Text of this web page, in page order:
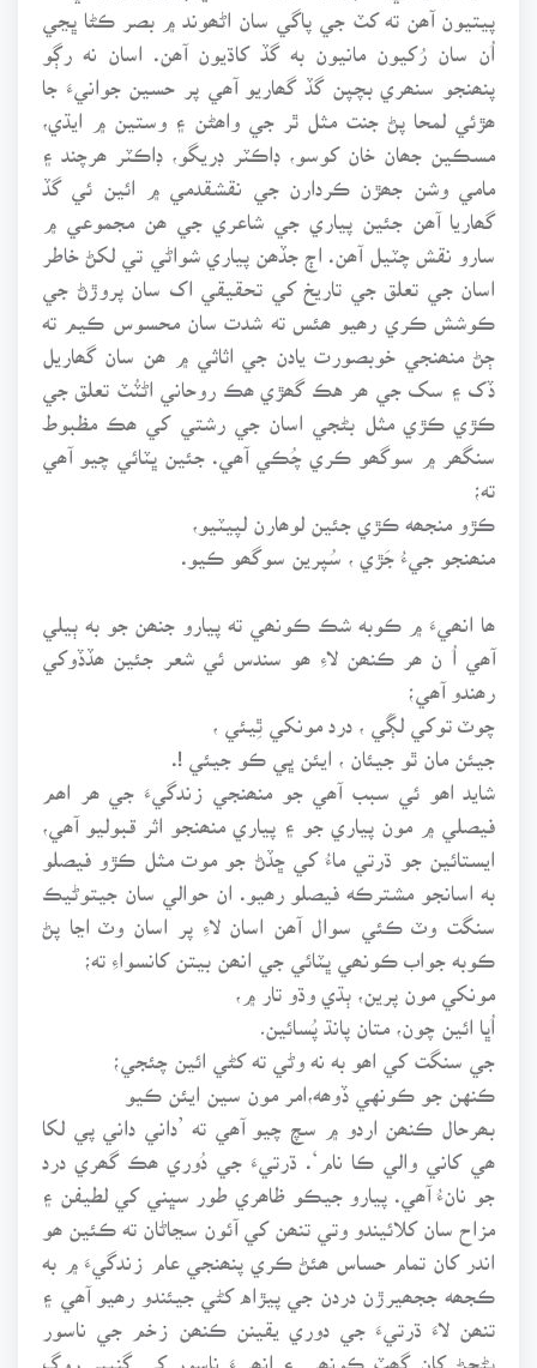
پيتيون آھن ته کٽ جي پاگي سان اڻھوند ۾ بصر ڪڻا ڀڃي
اُن سان رُکيون مانيون به گڏ کاڌيون آھن. اسان نه رڳو
پنھنجو سنھري بچپن گڏ گھاريو آھي پر حسين جوانيءَ جا
ھڙئي لمحا پڻ جنت مثل ٿر جي واھڻن ۽ وستين ۾ ايڌي،
مسڪين جھان خان کوسو، ڊاڪٽر ڊريگو، ڊاڪٽر ھرچند ۽
مامي وشن جھڙن ڪردارن جي نقشقدمي ۾ ائين ئي گڏ
گھاريا آھن جئين پياري جي شاعري جي ھن مجموعي ۾
سارو نقش چٽيل آھن. اڄ جڏھن پياري شواڻي تي لکڻ خاطر
اسان جي تعلق جي تاريخ کي تحقيقي اک سان پروڙڻ جي
ڪوشش ڪري رھيو ھئس ته شدت سان محسوس ڪيم ته
ڄڻ منھنجي خوبصورت يادن جي اثاثي ۾ ھن سان گھاريل
ڏک ۽ سک جي ھر هڪ گھڙي ھڪ روحاني اڻٽُٽ تعلق جي
ڪڙي ڪڙي مثل بڻجي اسان جي رشتي کي ھڪ مظبوط
سنگھر ۾ سوگھو ڪري چُڪي آھي. جئين ڀٽائي چيو آھي
ڪڙو منجھه ڪڙي جئين لوھارن لپيٽيو،
منھنجو جيءُ جَڙي ، سُپرين سوگھو ڪيو.
ھا انھيءَ ۾ ڪوبه شڪ ڪونھي ته پيارو جنھن جو به ٻيلي
آھي اُ ن ھر ڪنھن لاءِ ھو سندس ئي شعر جئين ھڏڏوکي
رھندو آھي؛
چوٽ توکي لڳَي ، درد مونکي ٿِيئي ،
جيئن مان ٿو جيئان ، ايئن ڀي ڪو جيئي !.
شايد اھو ئي سبب آھي جو منھنجي زندگيءَ جي ھر اھم
فيصلي ۾ مون پياري جو ۽ پياري منھنجو اثر قبوليو آھي،
ايستائين جو ڌرتي ماءُ کي ڇڏڻ جو موت مثل ڪڙو فيصلو
به اسانجو مشترڪه فيصلو رھيو. ان حوالي سان جيتوڻيڪ
سنگت وٽ ڪئي سوال آھن اسان لاءِ پر اسان وٽ اڃا پڻ
ڪوبه جواب ڪونھي ڀٽائي جي انھن بيتن کانسواءِ ته؛
مونکي مون پرين، ٻڌي وڌو تار ۾،
اُڀا ائين چون، متان پانڌ پُسائين۔
جي سنگت کي اھو به نه وڻي ته کڻي ائين چئجي؛
ڪنهن جو ڪونهي ڏوھه،امر مون سين ايئن ڪيو
بھرحال ڪنھن اردو ۾ سچ چيو آھي ته ’داني داني پي لکا
ھي کاني والي ڪا نام‘. ڌرتيءَ جي دُوري ھڪ گھري درد
جو نانءُ آھي. پيارو جيڪو ظاھري طور سڀني کي لطيفن ۽
مزاح سان کلائيندو وتي تنھن کي آئون سڃاڻان ته ڪئين ھو
اندر کان تمام حساس ھئڻ ڪري پنھنجي عام زندگيءَ ۾ به
ڪجھه ججھيرڙن دردن جي پيڙاه کڻي جيئندو رھيو آھي ۽
تنھن لاءَ ڌرتيءَ جي دوري يقينن ڪنھن زخم جي ناسور
بڻجڻ کان گھٽ ڪونھي ۽ انھيءَ ناسور کي گنڀير روگ